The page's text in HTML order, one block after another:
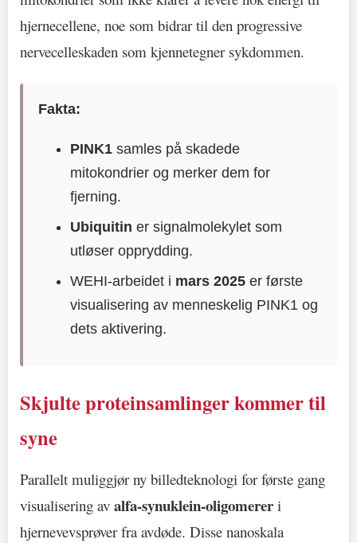
hjernecellene, noe som bidrar til den progressive
nervecelleskaden som kjennetegner sykdommen.
Fakta:
PINK1 samles på skadede
mitokondrier og merker dem for
fjerning.
Ubiquitin er signalmolekylet som
utløser opprydding.
WEHI-arbeidet i mars 2025 er første
visualisering av menneskelig PINK1 og
dets aktivering.
Skjulte proteinsamlinger kommer til
syne
Parallelt muliggjør ny billedteknologi for første gang
visualisering av alfa-synuklein-oligomerer i
hjernevevsprøver fra avdøde. Disse nanoskala